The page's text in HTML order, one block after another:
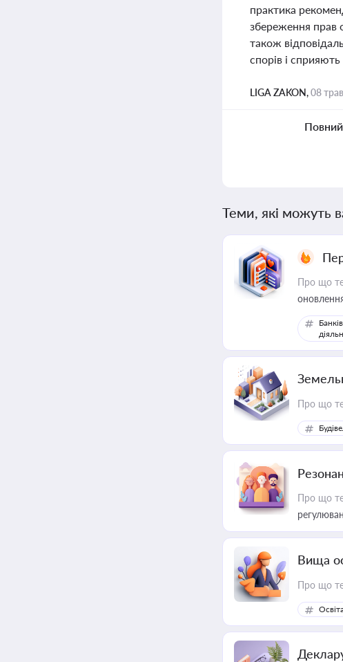
практика
збереження прав
також
спорів і сприяють
LIGA ZAKON,08
Повний
Теми, які можуть
Про що
Про що
Про що
Вища
Про що